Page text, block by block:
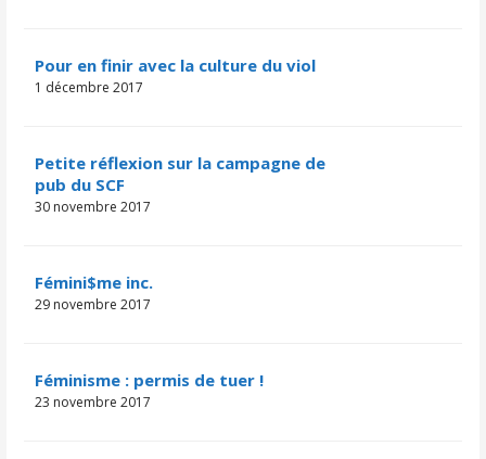
Pour en finir avec la culture du viol
1 décembre 2017
Petite réflexion sur la campagne de
pub du SCF
30 novembre 2017
Fémini$me inc.
29 novembre 2017
Féminisme : permis de tuer !
23 novembre 2017